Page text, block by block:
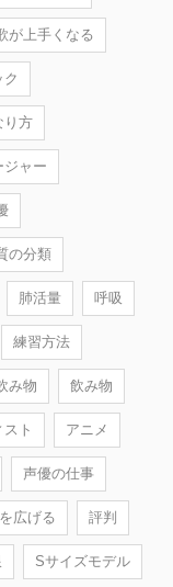
が上手くなる
り方
ジャー
の分類
肺活量 呼吸
練習方法
み物 飲み物
ト アニメ
声優の仕事
広げる 評判
Sサイズモデル